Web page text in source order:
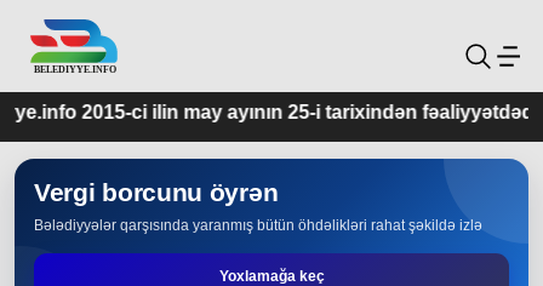
ayının 25-i tarixindən fəaliyyətdədir.
Vergi borcunu öyrən
Bələdiyyələr qarşısında yaranmış bütün öhdəlikləri rahat şəkildə izlə
Yoxlamağa keç